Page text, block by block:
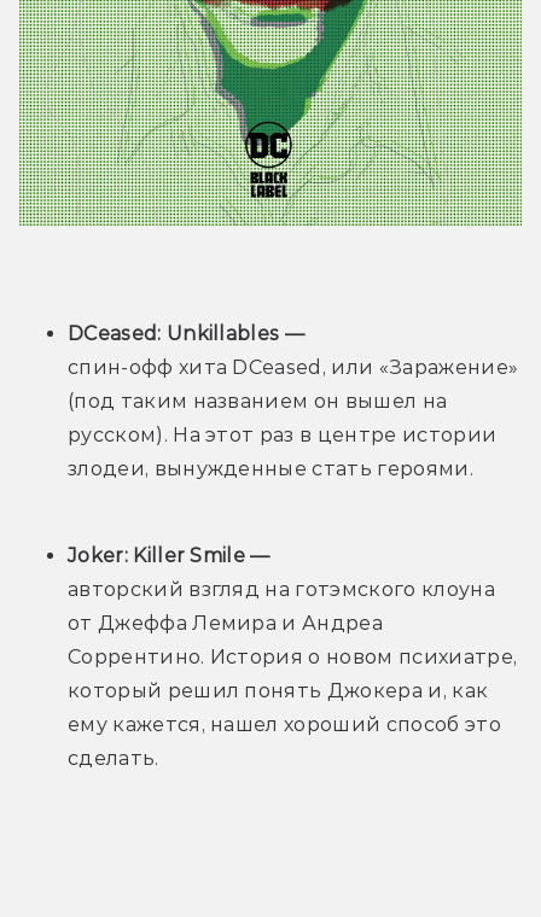
DCeased: Unkillables —
спин-офф хита DCeased, или «Заражение»
(под таким названием он вышел на
русском). На этот раз в центре истории
злодеи, вынужденные стать героями.
Joker: Killer Smile —
авторский взгляд на готэмского клоуна
от Джеффа Лемира и Андреа
Соррентино. История о новом психиатре,
который решил понять Джокера и, как
ему кажется, нашел хороший способ это
сделать.